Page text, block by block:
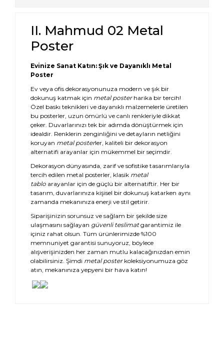
II. Mahmud 02 Metal
Poster
Evinize Sanat Katın: Şık ve Dayanıklı Metal
Poster
Ev veya ofis dekorasyonunuza modern ve şık bir
dokunuş katmak için metal posterharika bir tercih!
Özel baskı teknikleri ve dayanıklı malzemelerle üretilen
bu posterler, uzun ömürlü ve canlı renkleriyle dikkat
çeker. Duvarlarınızı tek bir adımda dönüştürmek için
idealdir. Renklerin zenginliğini ve detayların netliğini
koruyan metal posterler, kaliteli bir dekorasyon
alternatifi arayanlar için mükemmel bir seçimdir.
Dekorasyon dünyasında, zarif ve sofistike tasarımlarıyla
tercih edilen metal posterler, klasik metal
tablo arayanlar için de güçlü bir alternatiftir. Her bir
tasarım, duvarlarınıza kişisel bir dokunuş katarken aynı
zamanda mekanınıza enerji ve stil getirir.
Siparişinizin sorunsuz ve sağlam bir şekilde size
ulaşmasını sağlayan güvenli teslimatgarantimiz ile
içiniz rahat olsun. Tüm ürünlerimizde %100
memnuniyet garantisi sunuyoruz, böylece
alışverişinizden her zaman mutlu kalacağınızdan emin
olabilirsiniz. Şimdi metal posterkoleksiyonumuza göz
atın, mekanınıza yepyeni bir hava katın!